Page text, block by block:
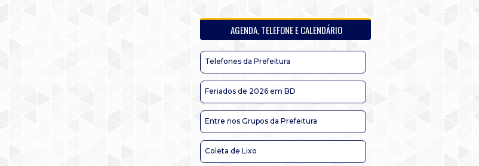
AGENDA, TELEFONE E CALENDÁRIO
Telefones da Prefeitura
Feriados de 2026 em BD
Entre nos Grupos da Prefeitura
Coleta de Lixo